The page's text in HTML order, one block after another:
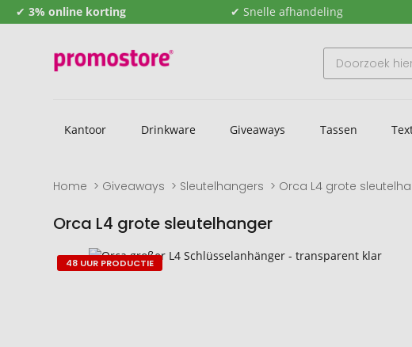
✔ 3% online korting ✔ Snelle afhandeling
Kantoor Drinkware Giveaways Tassen
Home Giveaways Sleutelhangers Orca L4 grote
Orca L4 grote sleutelhanger
Naar
het
Naar
het
48 UUR PRODUCTIE